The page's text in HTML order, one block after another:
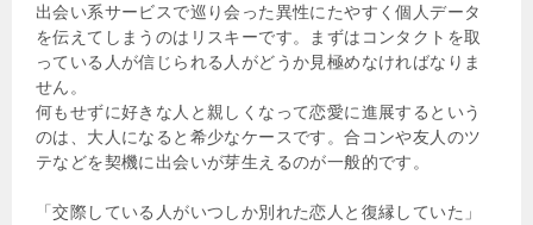
出会い系サービスで巡り会った異性にたやすく個人データ
を伝えてしまうのはリスキーです。まずはコンタクトを取
っている人が信じられる人がどうか見極めなければなりま
せん。
何もせずに好きな人と親しくなって恋愛に進展するという
のは、大人になると希少なケースです。合コンや友人のツ
テなどを契機に出会いが芽生えるのが一般的です。
「交際している人がいつしか別れた恋人と復縁していた」